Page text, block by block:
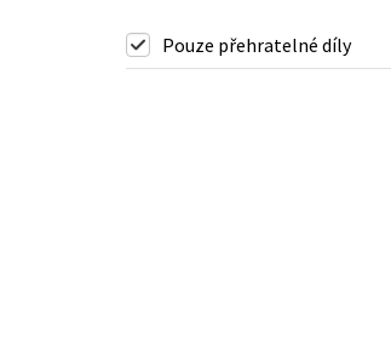
Pouze přehratelné díly